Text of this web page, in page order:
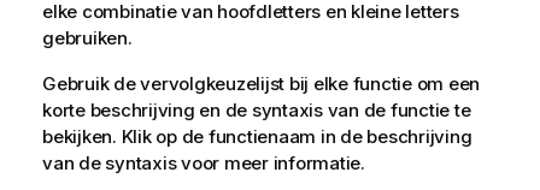
elke combinatie van hoofdletters en kleine letters
gebruiken.
Gebruik de vervolgkeuzelijst bij elke functie om een
korte beschrijving en de syntaxis van de functie te
bekijken. Klik op de functienaam in de beschrijving
van de syntaxis voor meer informatie.